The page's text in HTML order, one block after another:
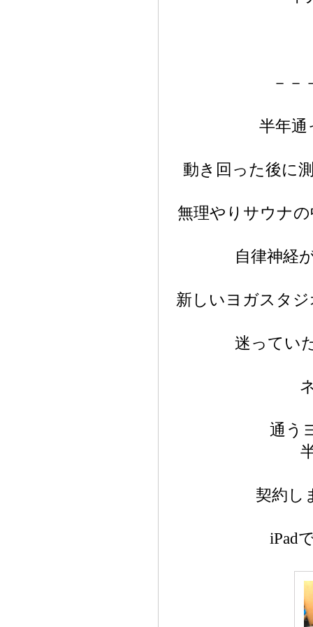
－－
半年
動き回った後に
無理やりサウナ
自律神経
新しいヨガスタ
迷ってい
通う
契約し
iPad